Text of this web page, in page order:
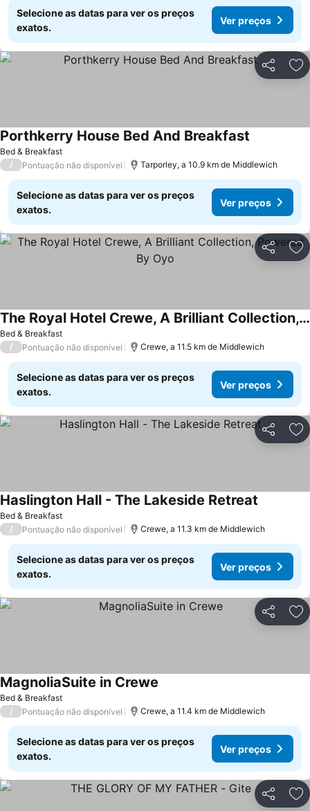
Selecione as datas para ver os preços
exatos.
Ver preços
Partilhar
Bed & Breakfast
Porthkerry House Bed And Breakfast
/ Pontuação não disponível Tarporley, a 10.9 km de Middlewich
Selecione as datas para ver os preços
exatos.
Ver preços
Partilhar
Bed & Breakfast
The Royal Hotel Crewe, A Brilliant Collection, Powered By Oyo
/ Pontuação não disponível Crewe, a 11.5 km de Middlewich
Selecione as datas para ver os preços
exatos.
Ver preços
Partilhar
Bed & Breakfast
Haslington Hall - The Lakeside Retreat
/ Pontuação não disponível Crewe, a 11.3 km de Middlewich
Selecione as datas para ver os preços
exatos.
Ver preços
Partilhar
Bed & Breakfast
MagnoliaSuite in Crewe
/ Pontuação não disponível Crewe, a 11.4 km de Middlewich
Selecione as datas para ver os preços
exatos.
Ver preços
Partilhar